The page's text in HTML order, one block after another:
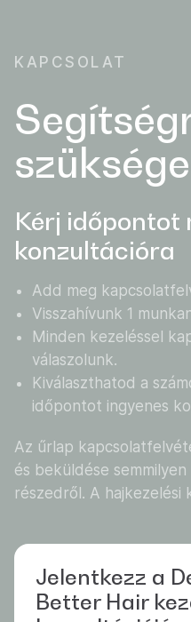
KAPCSOLAT
Kérj időpontot
konzultációra
Add meg
Visszahívunk 1
Minden kezeléssel
válaszolunk.
Kiválaszthatod a
időpontot ingyenes
Az űrlap
és beküldése
részedről. A hajkezelési
Jelentkezz a
Better Hair